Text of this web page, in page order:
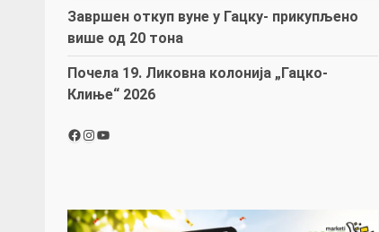
Завршен откуп вуне у Гацку- прикупљено
више од 20 тона
Почела 19. Ликовна колонија „Гацко-
Клиње“ 2026
Facebook
Instagram
YouTube